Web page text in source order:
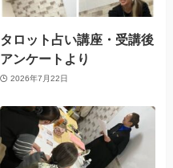
タロット占い講座・受講後
アンケートより
2026年7月22日